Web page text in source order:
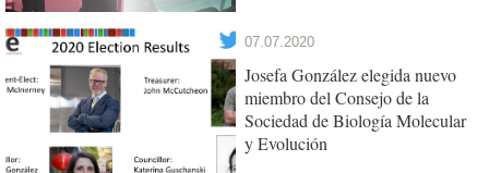
07.07.2020
Josefa González elegida nuevo
miembro del Consejo de la
Sociedad de Biología Molecular
y Evolución